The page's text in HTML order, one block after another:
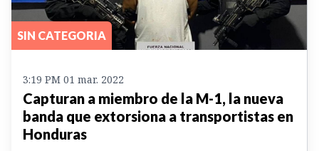
SIN CATEGORIA
3:19 PM 01 mar. 2022
Capturan a miembro de la M-1, la nueva
banda que extorsiona a transportistas en
Honduras